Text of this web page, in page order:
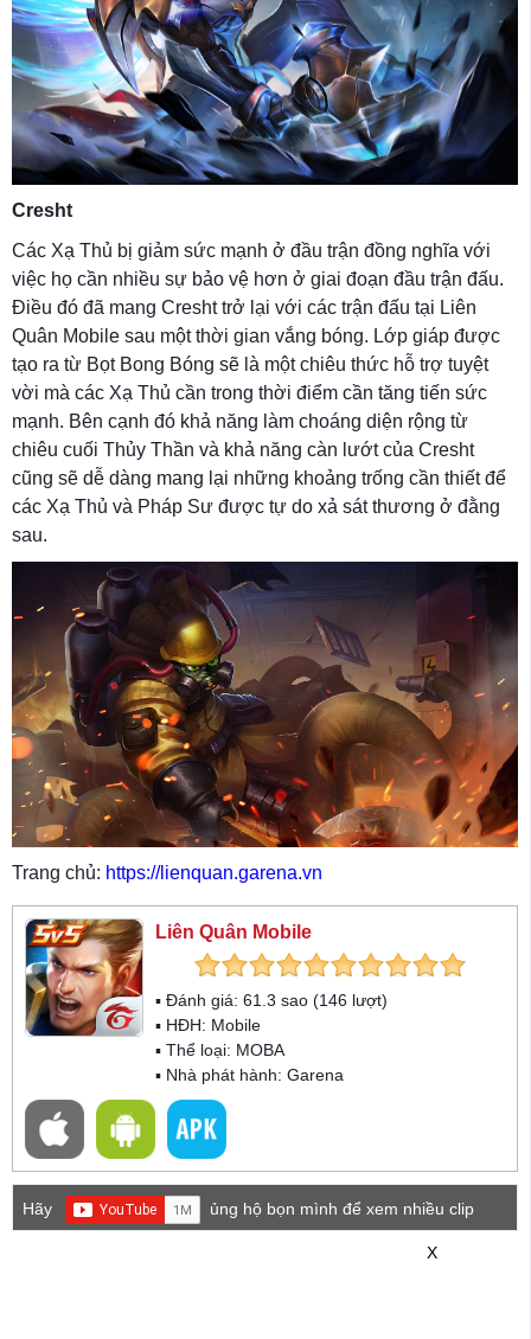
Cresht
Các Xạ Thủ bị giảm sức mạnh ở đầu trận đồng nghĩa với
việc họ cần nhiều sự bảo vệ hơn ở giai đoạn đầu trận đấu.
Điều đó đã mang Cresht trở lại với các trận đấu tại Liên
Quân Mobile sau một thời gian vắng bóng. Lớp giáp được
tạo ra từ Bọt Bong Bóng sẽ là một chiêu thức hỗ trợ tuyệt
vời mà các Xạ Thủ cần trong thời điểm cần tăng tiến sức
mạnh. Bên cạnh đó khả năng làm choáng diện rộng từ
chiêu cuối Thủy Thần và khả năng càn lướt của Cresht
cũng sẽ dễ dàng mang lại những khoảng trống cần thiết để
các Xạ Thủ và Pháp Sư được tự do xả sát thương ở đằng
sau.
Trang chủ: https://lienquan.garena.vn
Liên Quân Mobile
▪ Đánh giá: 61.3 sao (146 lượt)
▪ HĐH: Mobile
▪ Thể loại: MOBA
▪ Nhà phát hành: Garena
Hãy
ủng hộ bọn mình để xem nhiều clip
X